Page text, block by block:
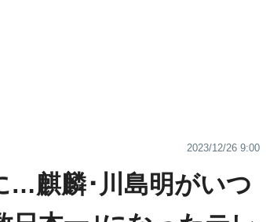
2023/12/26 9:00
…麒麟･川島明がいつ